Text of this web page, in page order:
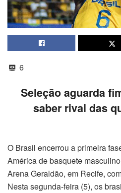
6
Seleção aguarda
saber rival das
O Brasil encerrou a primeira
América de basquete
Arena Geraldão, em Recife,
Nesta segunda-feira (5), os